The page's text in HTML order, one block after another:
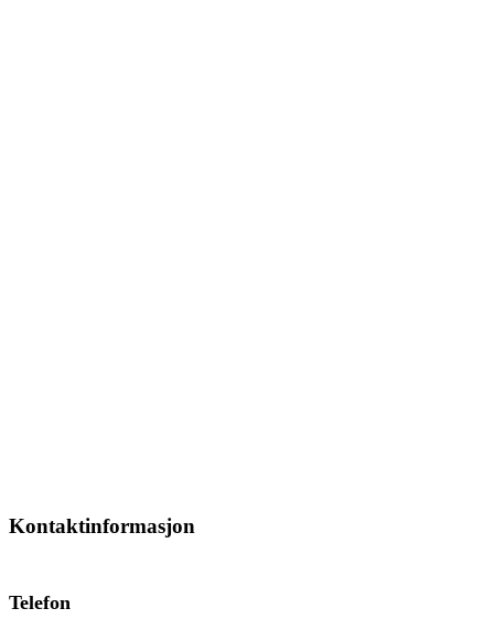
Kontaktinformasjon
Telefon